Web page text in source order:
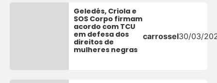
Geledés, Criola e
SOS Corpo firmam
acordo com TCU
em defesa dos
direitos de
mulheres negras
carrossel30/03/